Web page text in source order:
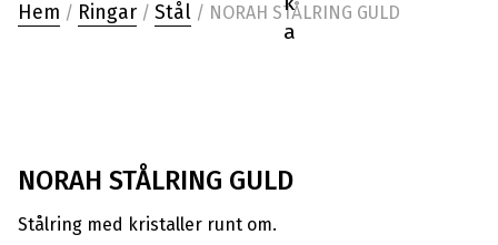
Hem / Ringar / Stål / NORAH STÅLRING GULD
NORAH STÅLRING GULD
Stålring med kristaller runt om.